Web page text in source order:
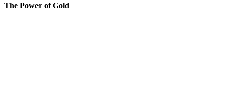
The Power of Gold